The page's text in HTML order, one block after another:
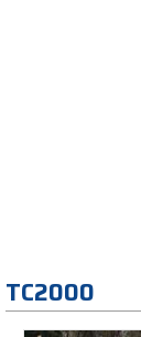
TC2000